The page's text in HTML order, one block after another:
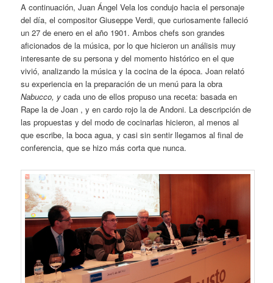
A continuación, Juan Ángel Vela los condujo hacia el personaje
del día, el compositor Giuseppe Verdi, que curiosamente falleció
un 27 de enero en el año 1901. Ambos chefs son grandes
aficionados de la música, por lo que hicieron un análisis muy
interesante de su persona y del momento histórico en el que
vivió, analizando la música y la cocina de la época. Joan relató
su experiencia en la preparación de un menú para la obra
Nabucco, y cada uno de ellos propuso una receta: basada en
Rape la de Joan , y en cardo rojo la de Andoni. La descripción de
las propuestas y del modo de cocinarlas hicieron, al menos al
que escribe, la boca agua, y casi sin sentir llegamos al final de
conferencia, que se hizo más corta que nunca.